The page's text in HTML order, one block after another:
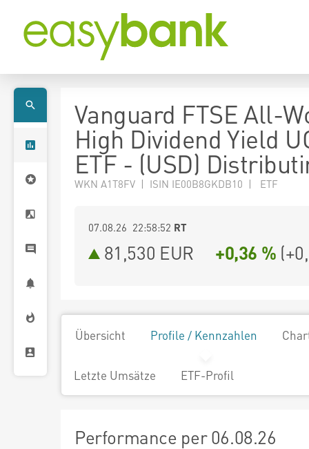
Vanguard FTSE All-
High Dividend Yield
ETF - (USD)
WKN A1T8FV | ISIN IE00B8GKDB10 | ETF
07.08.26 22:58:52 RT
81,530 EUR +0,36 % (
Übersicht Profile / Kennzahlen
Letzte Umsätze ETF-Profil
Performance per 06.08.26